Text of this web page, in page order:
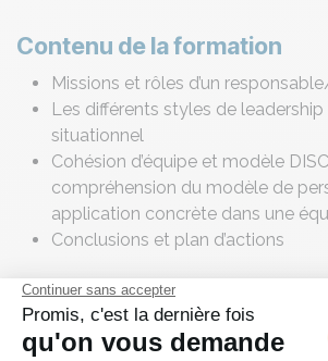
Contenu de la formation
Missions et rôles d’un
Les différents styles de
situationnel
Cohésion d’équipe et modèle
compréhension du modèle de
application concrète dans une
Conclusions et plan d’actions